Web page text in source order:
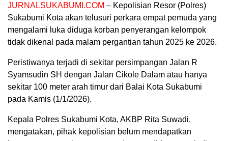
JURNALSUKABUMI.COM – Kepolisian Resor (Polres)
Sukabumi Kota akan telusuri perkara empat pemuda yang
mengalami luka diduga korban penyerangan kelompok
tidak dikenal pada malam pergantian tahun 2025 ke 2026.
Peristiwanya terjadi di sekitar persimpangan Jalan R
Syamsudin SH dengan Jalan Cikole Dalam atau hanya
sekitar 100 meter arah timur dari Balai Kota Sukabumi
pada Kamis (1/1/2026).
Kepala Polres Sukabumi Kota, AKBP Rita Suwadi,
mengatakan, pihak kepolisian belum mendapatkan